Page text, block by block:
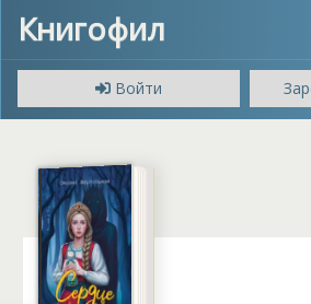
Книгофил
Войти